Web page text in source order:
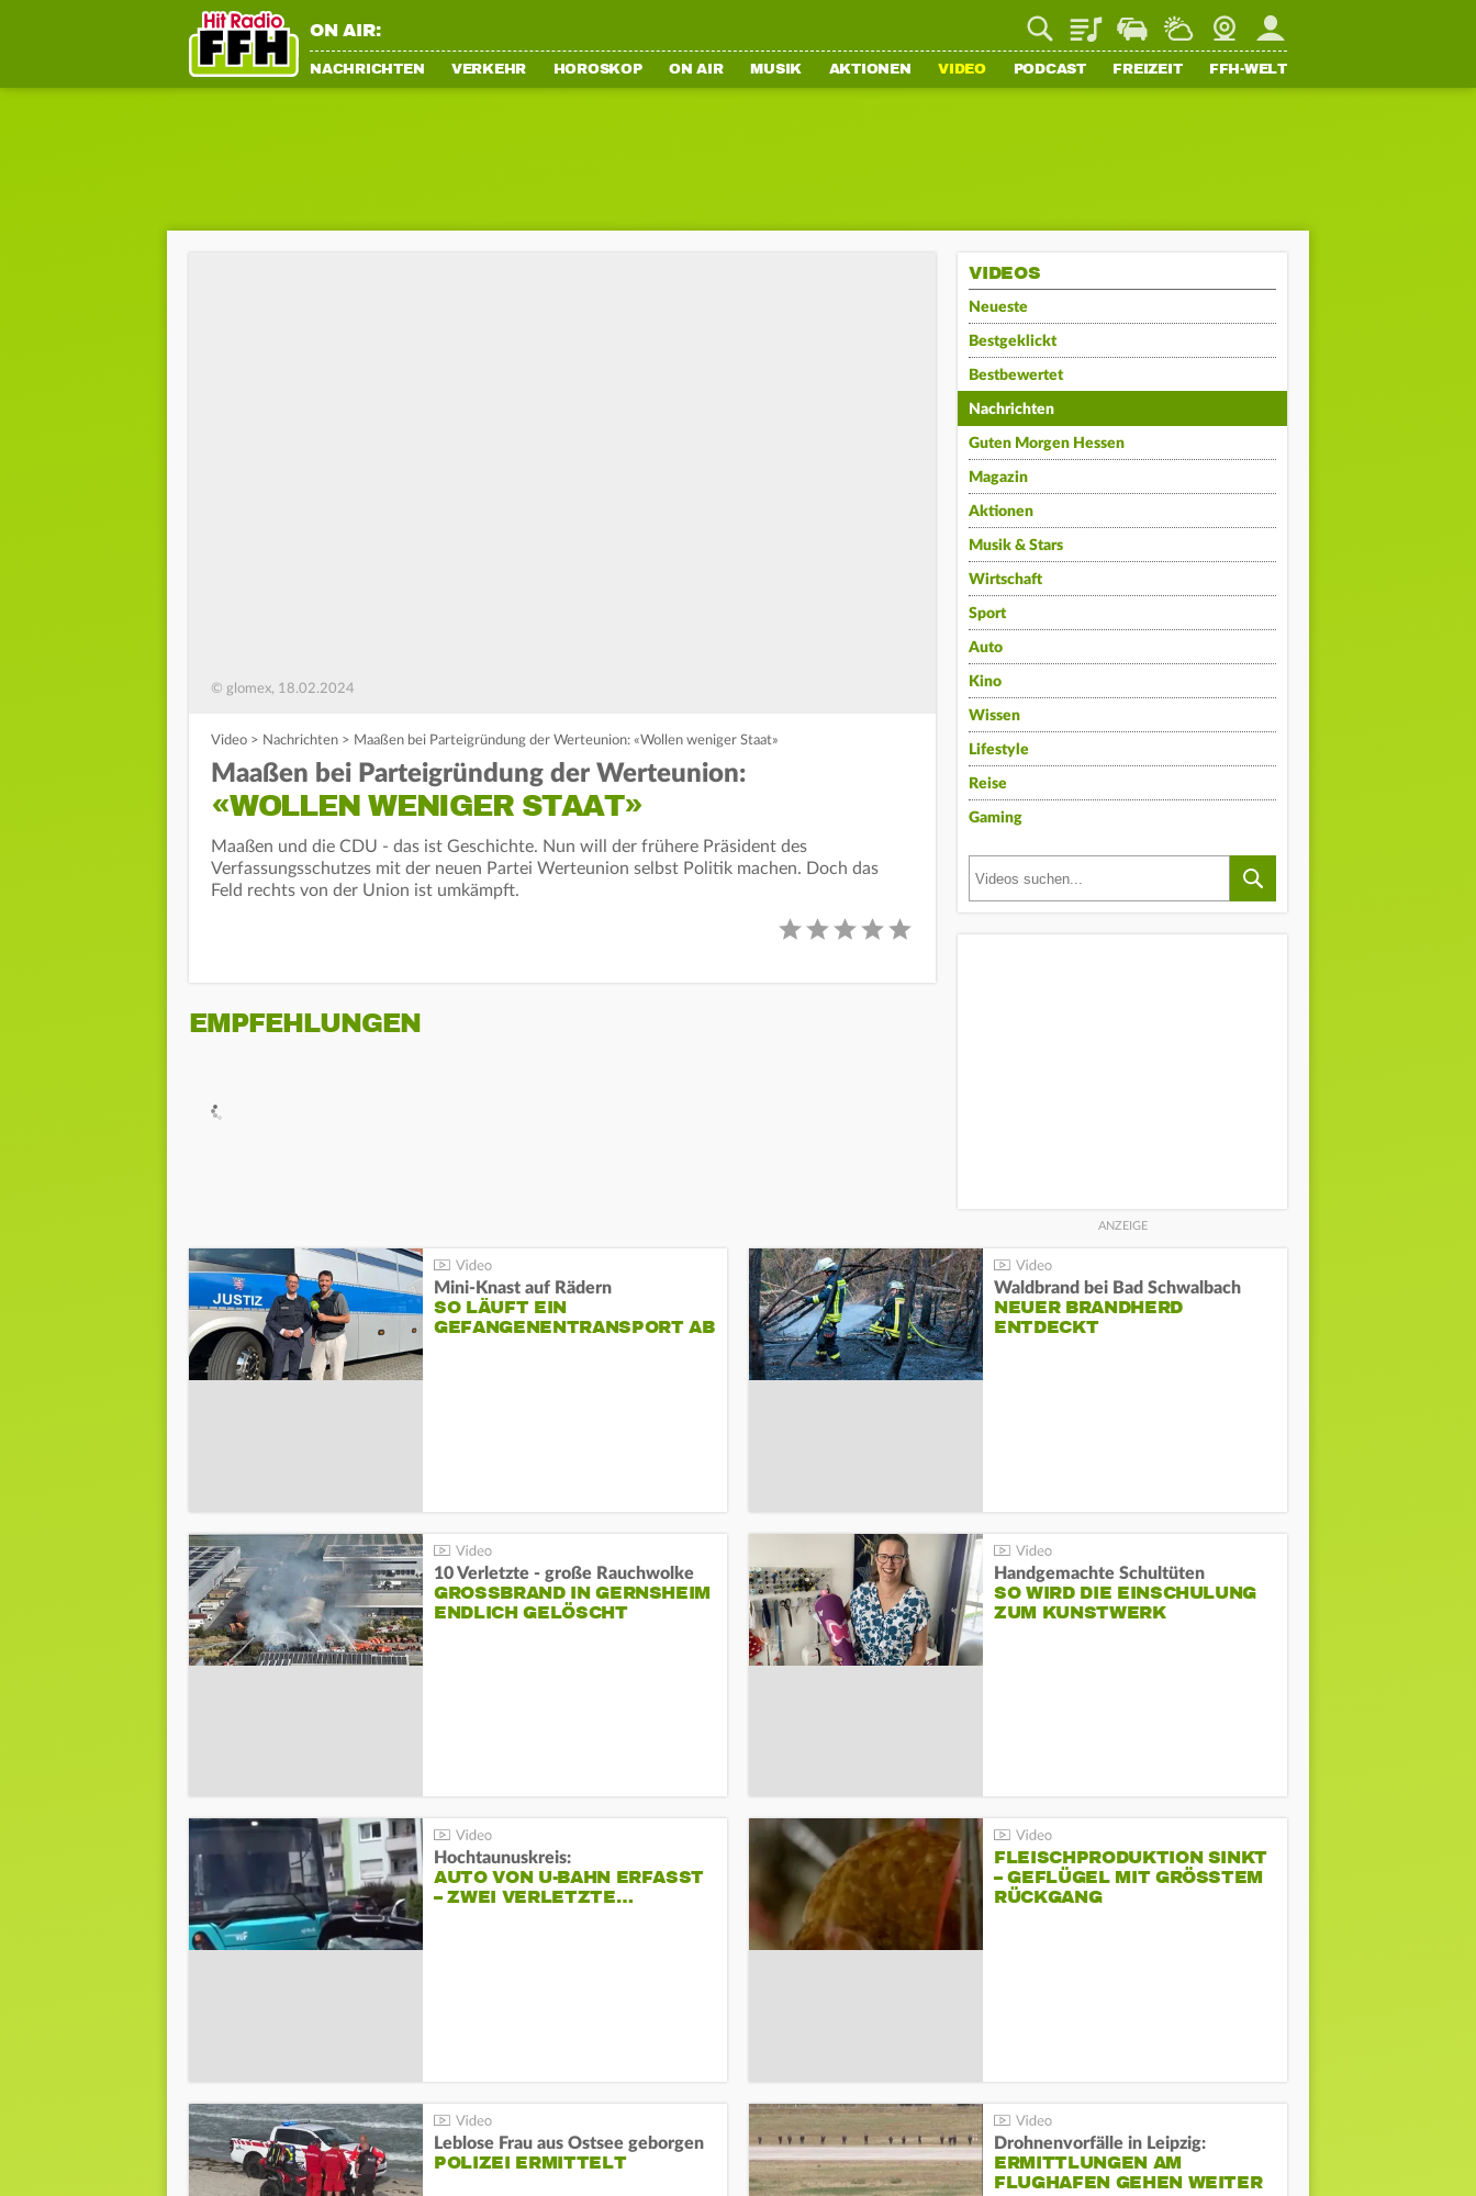
ON AIR: PlaylistStaupilotWetterWebcamMein FFH
NACHRICHTEN VERKEHR HOROSKOP ON AIR MUSIK AKTIONEN VIDEO PODCAST FREIZEIT FFH-WELT
© glomex, 18.02.2024
Video > Nachrichten > Maaßen bei Parteigründung der Werteunion: «Wollen weniger Staat»
Maaßen bei Parteigründung der Werteunion:
«WOLLEN WENIGER STAAT»
Maaßen und die CDU - das ist Geschichte. Nun will der frühere Präsident des
Verfassungsschutzes mit der neuen Partei Werteunion selbst Politik machen. Doch das
Feld rechts von der Union ist umkämpft.
EMPFEHLUNGEN
VIDEOS
Neueste
Bestgeklickt
Bestbewertet
Nachrichten
Guten Morgen Hessen
Magazin
Aktionen
Musik & Stars
Wirtschaft
Sport
Auto
Kino
Wissen
Lifestyle
Reise
Gaming
Mini-Knast auf Rädern
SO LÄUFT EIN
GEFANGENENTRANSPORT AB
Waldbrand bei Bad Schwalbach
NEUER BRANDHERD
ENTDECKT
10 Verletzte - große Rauchwolke
GROSSBRAND IN GERNSHEIM E
NDLICH GELÖSCHT
Handgemachte Schultüten
SO WIRD DIE EINSCHULUNG
ZUM KUNSTWERK
Hochtaunuskreis:
AUTO VON U-BAHN ERFASST
– ZWEI VERLETZTE…
FLEISCHPRODUKTION SINKT
– GEFLÜGEL MIT GRÖSSTEM R
ÜCKGANG
Leblose Frau aus Ostsee geborgen
POLIZEI ERMITTELT
Drohnenvorfälle in Leipzig:
ERMITTLUNGEN AM
FLUGHAFEN GEHEN WEITER